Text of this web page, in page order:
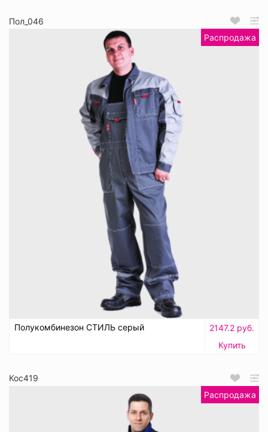
Пол_046
Распродажа
Полукомбинезон СТИЛЬ серый
2147.2 руб.
Купить
Кос419
Распродажа